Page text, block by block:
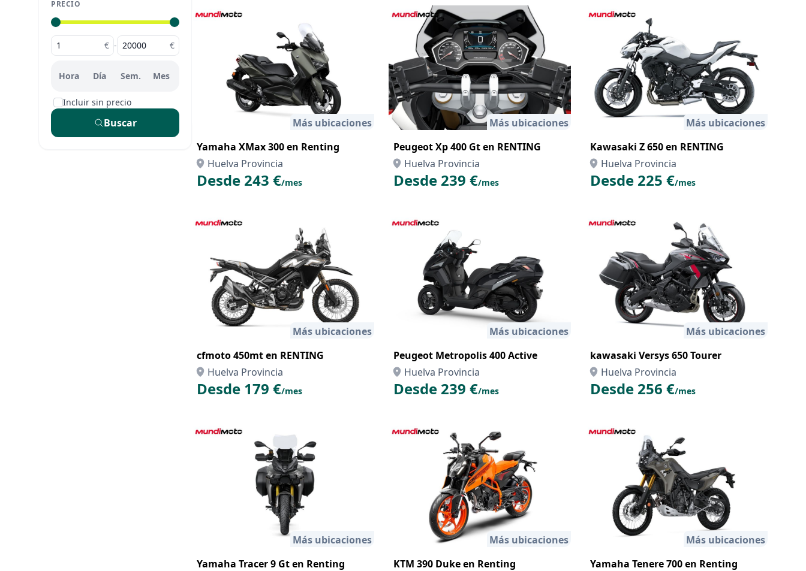
PRECIO
€ - €
Hora Día Sem. Mes
Incluir sin precio
Buscar
Más ubicaciones
Yamaha XMax 300 en Renting
Huelva Provincia
Desde 243 €/mes
Más ubicaciones
Peugeot Xp 400 Gt en RENTING
Huelva Provincia
Desde 239 €/mes
Más ubicaciones
Kawasaki Z 650 en RENTING
Huelva Provincia
Desde 225 €/mes
Más ubicaciones
cfmoto 450mt en RENTING
Huelva Provincia
Desde 179 €/mes
Más ubicaciones
Peugeot Metropolis 400 Active
Huelva Provincia
Desde 239 €/mes
Más ubicaciones
kawasaki Versys 650 Tourer
Huelva Provincia
Desde 256 €/mes
Más ubicaciones
Yamaha Tracer 9 Gt en Renting
Más ubicaciones
KTM 390 Duke en Renting
Más ubicaciones
Yamaha Tenere 700 en Renting